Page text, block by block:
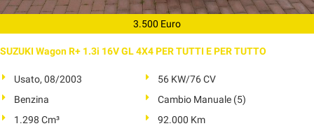
3.500 Euro
SUZUKI Wagon R+ 1.3i 16V GL 4X4 PER TUTTI E PER TUTTO
Usato, 08/2003
56 KW/76 CV
Benzina
Cambio Manuale (5)
1.298 Cm³
92.000 Km